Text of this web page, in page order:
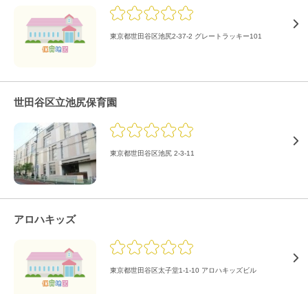
東京都世田谷区池尻2-37-2 グレートラッキー101
世田谷区立池尻保育園
東京都世田谷区池尻 2-3-11
アロハキッズ
東京都世田谷区太子堂1-1-10 アロハキッズビル